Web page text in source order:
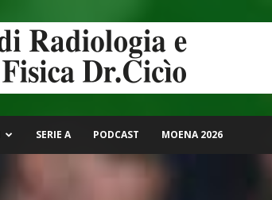
SERIE A PODCAST MOENA 2026